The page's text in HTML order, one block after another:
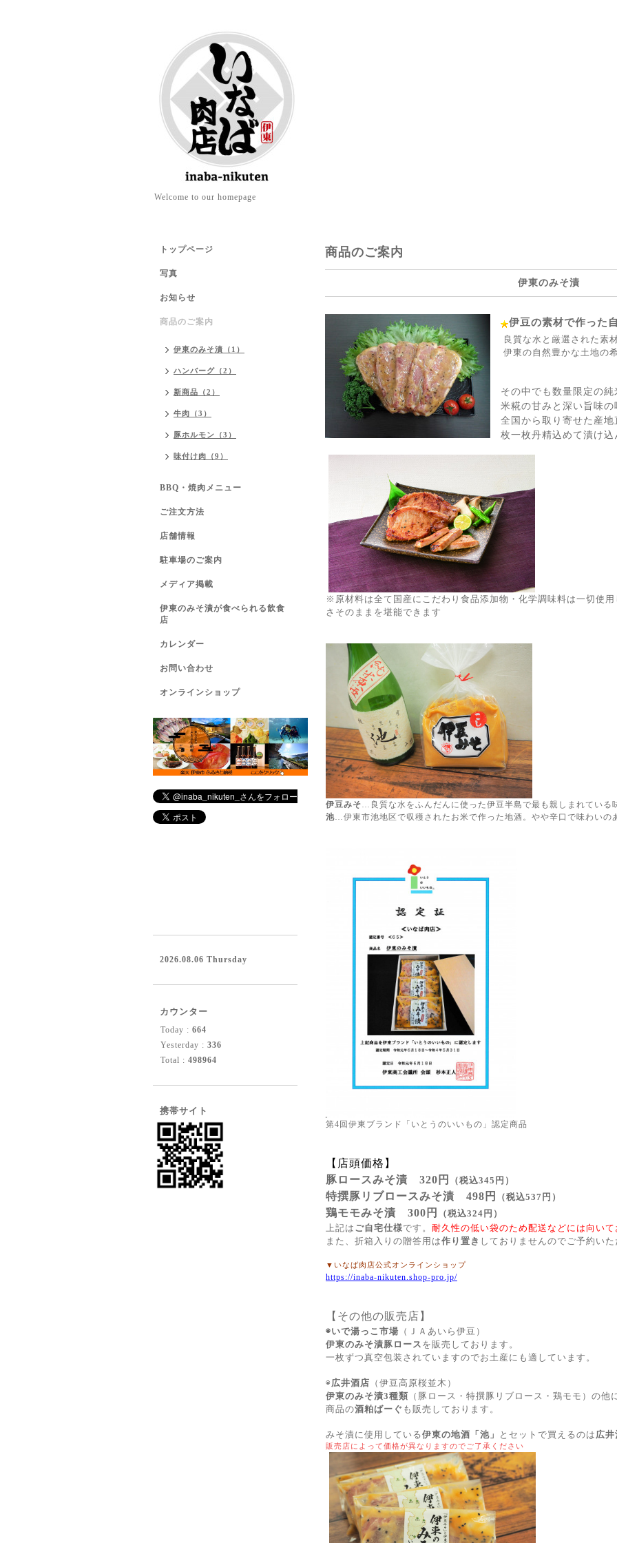
Welcome to our homepage
商品のご案内
伊東のみそ漬
伊豆の素材で作った
良質な水と厳選された素
伊東の自然豊かな土地の
その中でも数量限定の純
米糀の甘みと深い旨味の
全国から取り寄せた産
枚一枚丹精込めて漬け込
※原材料は全て国産にこだわり食品添加物・化学調味料は一切使
さそのままを堪能できます
伊豆みそ…良質な水をふんだんに使った伊豆半島で最も親しまれている
池…伊東市池地区で収穫されたお米で作った地酒。やや辛口で味わいの
第4回伊東ブランド「いとうのいいもの」認定商品
【店頭価格】
豚ロースみそ漬 320円
（税込345円 ）
特撰豚リブロースみそ漬 498 円 （税込537円 ）
鶏モモみそ漬 300円 （税込324円 ）
上記は ご自宅仕様です。 耐久性の低い袋のため配送などには向いて
また、折箱入りの贈答用は作り置き しておりませんのでご予約いた
▼いなば肉店公式オンラインショップ
https://inaba-nikuten.shop-pro.jp/
【その他の販売店】
◉いで湯っこ市場 （ＪＡあいら伊豆）
伊東のみそ漬豚ロース を販売しております。
一枚ずつ真空包装されていますのでお土産にも適しています。
◉ 広井酒店 （伊豆高原桜並木）
伊東のみそ漬3種類 （豚ロース・特撰豚リブロース・鶏モモ）の他
商品の酒粕ばーぐ も販売しております。
みそ漬に使用している伊東の地酒「池」 とセットで買えるのは 広井
販売店によって価格が異なりますのでご了承ください
トップページ
写真
お知らせ
商品のご案内
伊東のみそ漬（1）
ハンバーグ（2）
新商品（2）
牛肉（3）
豚ホルモン（3）
味付け肉（9）
BBQ・焼肉メニュー
ご注文方法
店舗情報
駐車場のご案内
メディア掲載
伊東のみそ漬が食べられる飲食
店
カレンダー
お問い合わせ
オンラインショップ
2026.08.06 Thursday
カウンター
Today : 664
Yesterday : 336
Total : 498964
携帯サイト